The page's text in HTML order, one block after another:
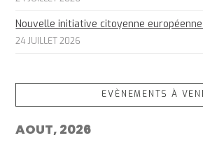
Nouvelle initiative citoyenne
24 JUILLET 2026
EVÈNEMENTS À
AOUT, 2026